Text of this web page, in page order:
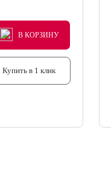
В КОРЗИНУ
В КОРЗИНУ
В КОРЗИНУ
Купить в 1 клик